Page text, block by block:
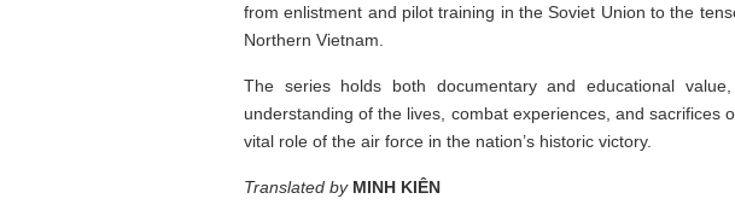
from enlistment and pilot training in the Soviet Union to the
Northern Vietnam.
The series holds both documentary and educational
understanding of the lives, combat experiences, and sacrifices
vital role of the air force in the nation’s historic victory.
Translated by MINH KIÊN
NHỮNG
NGƯỜI
NHỮNG
Tôi từng hình dung viết văn là
công việc của sự hư cấu, một
hành trình phác dựng thế giới từ
do tạo hình mọi thứ theo ý mình...
NGUYÊN